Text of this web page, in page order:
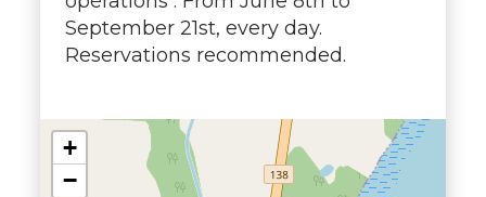
September 21st, every day.
Reservations recommended.
+
−